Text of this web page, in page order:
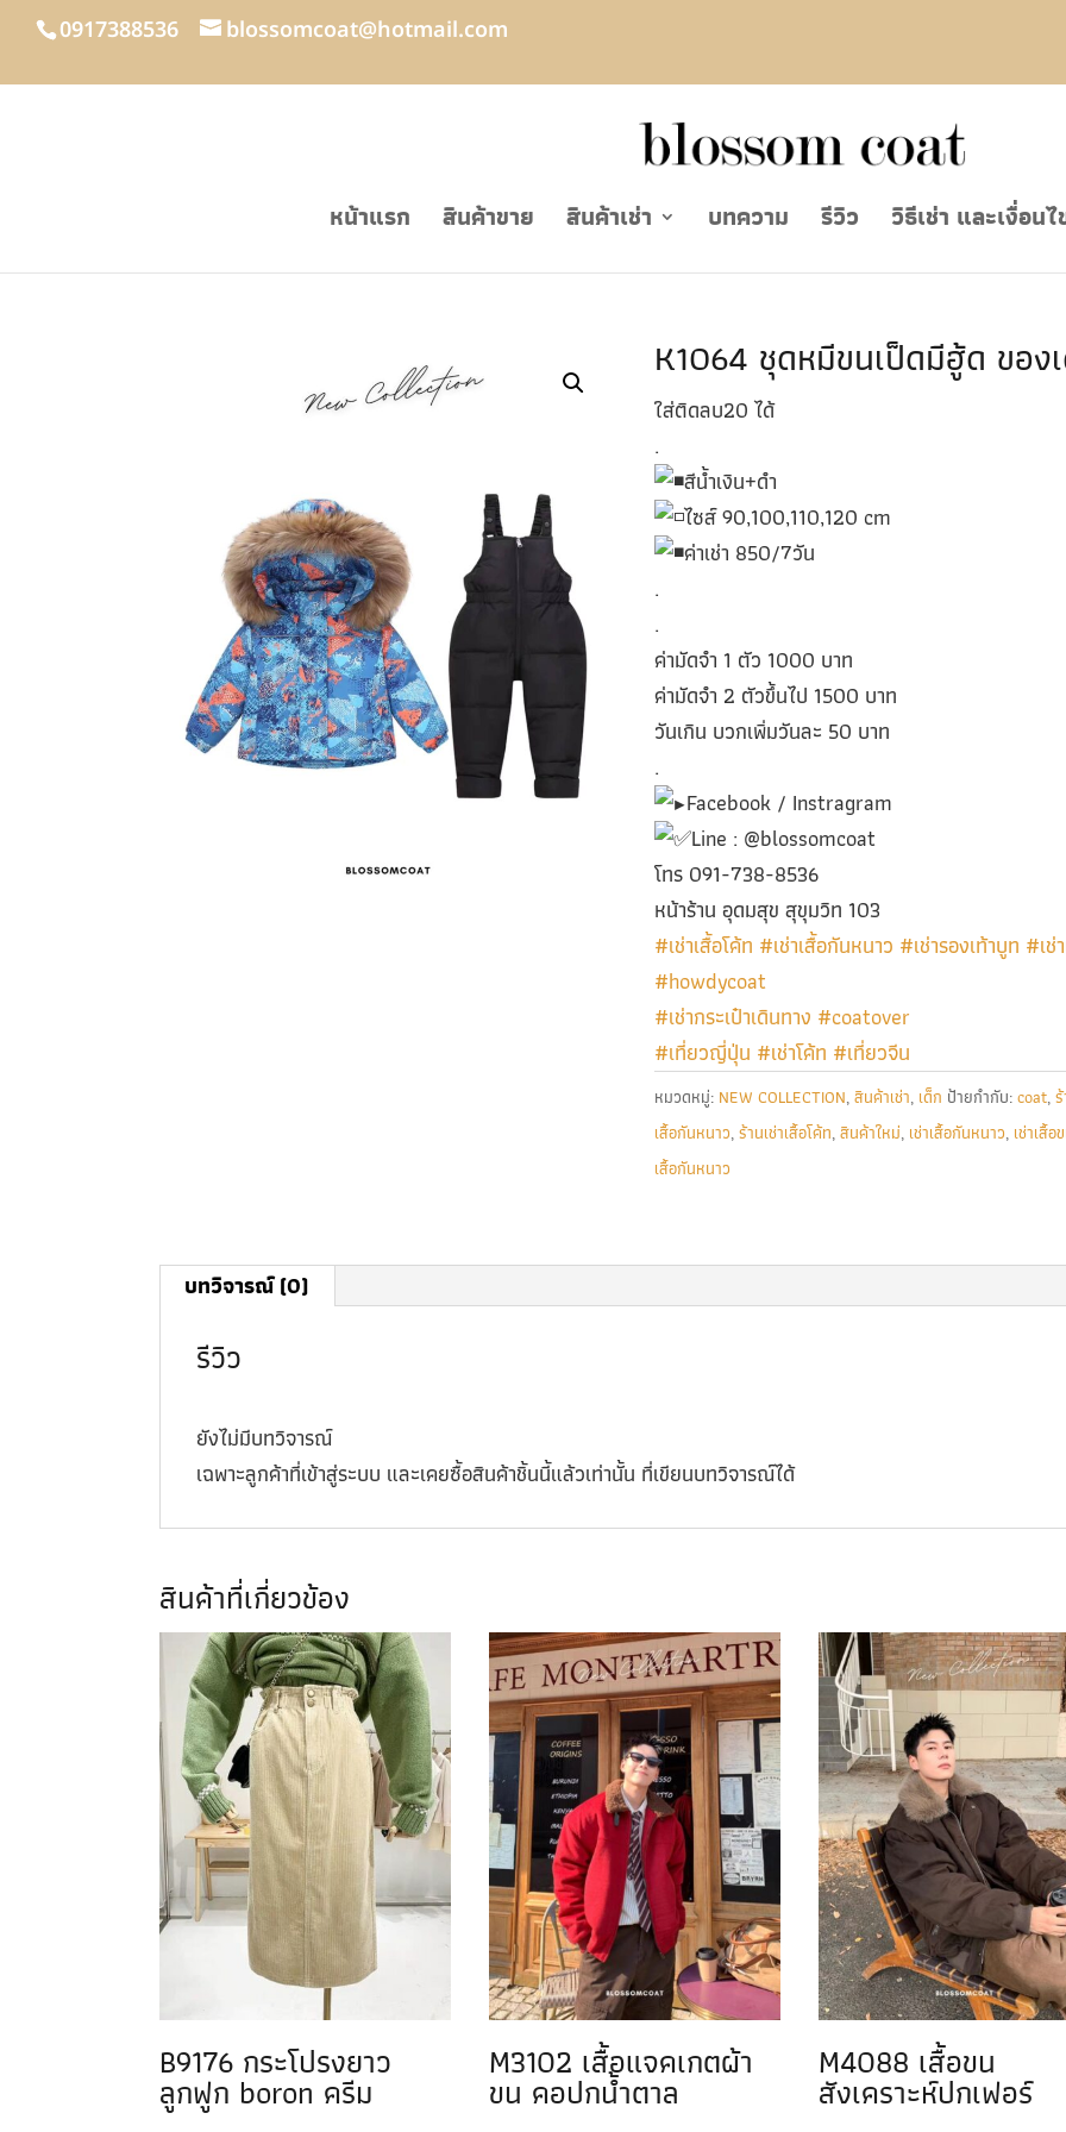
0917388536
blossomcoat@hotmail.com
หน้าแรก สินค้าขาย สินค้าเช่า บทความ รีวิว วิธีเช่า และเงื่อนไ
K1064 ชุดหมีขนเป็ดมีฮู้ด ของ
ใส่ติดลบ20 ได้
.
สีน้ำเงิน+ดำ
ไซส์ 90,100,110,120 cm
ค่าเช่า 850/7วัน
.
.
ค่ามัดจำ 1 ตัว 1000 บาท
ค่ามัดจำ 2 ตัวขึ้นไป 1500 บาท
วันเกิน บวกเพิ่มวันละ 50 บาท
.
Facebook / Instragram
Line : @blossomcoat
โทร 091-738-8536
หน้าร้าน อุดมสุข สุขุมวิท 103
#เช่าเสื้อโค้ท #เช่าเสื้อกันหนาว #เช่ารองเท้าบูท #เช่
#howdycoat
#เช่ากระเป๋าเดินทาง #coatover
#เที่ยวญี่ปุ่น #เช่าโค้ท #เที่ยวจีน
หมวดหมู่: NEW COLLECTION,สินค้าเช่า, เด็ก ป้ายกำกับ:coat,
เสื้อกันหนาว,ร้านเช่าเสื้อโค้ท,สินค้าใหม่, เช่าเสื้อกันหนาว, เช่าเสื้อ
เสื้อกันหนาว
บทวิจารณ์ (0)
รีวิว
ยังไม่มีบทวิจารณ์
เฉพาะลูกค้าที่เข้าสู่ระบบ และเคยซื้อสินค้าชิ้นนี้แล้วเท่านั้น ที่เขียนบทวิจารณ์ได้
สินค้าที่เกี่ยวข้อง
B9176 กระโปรงยาว
ลูกฟูก boron ครีม
M3102 เสื้อแจคเกตผ้า
ขน คอปกน้ำตาล
M4088 เสื้อขน
สังเคราะห์ปกเฟอร์